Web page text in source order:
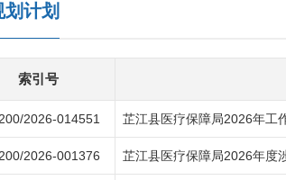
划计划
索引号
2026-014551 芷江县医疗保障局2026年工
2026-001376 芷江县医疗保障局2026年度